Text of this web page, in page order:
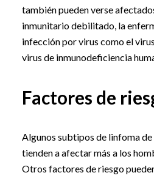
también pueden verse
inmunitario debilitado, la
infección por virus como el
virus de inmunodeficiencia
Factores de
Algunos subtipos de linfoma
tienden a afectar más a los
Otros factores de riesgo